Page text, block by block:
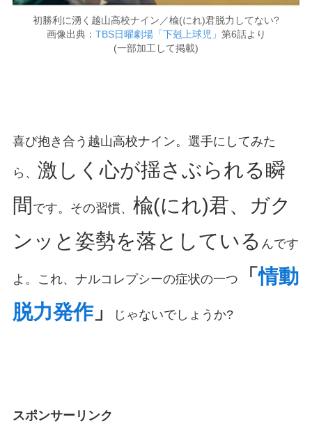
初勝利に湧く越山高校ナイン／楡(にれ)君脱力してない?
画像出典： TBS日曜劇場「下剋上球児」 第6話より
(一部加工して掲載)
喜び抱き合う越山高校ナイン。選手にしてみた
ら、 激しく心が揺さぶられる瞬
間 です。その習慣、 楡(にれ)君、ガク
ンッと姿勢を落としている んです
よ。これ、ナルコレプシーの症状の一つ 「情動
脱力発作」 じゃないでしょうか?
スポンサーリンク